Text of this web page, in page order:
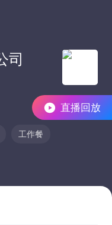
直播回放
司
工作餐